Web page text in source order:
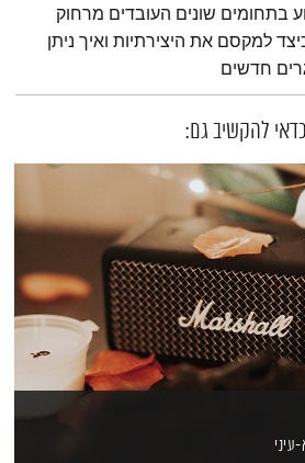
בתחומים שונים העובדים מרחוק
למקסם את היצירתיות ואיך ניתן
חדשים
כדאי להקשיב גם:
עיני